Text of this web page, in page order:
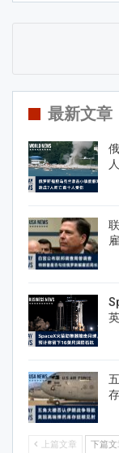
最新文章
上篇文章 下篇文